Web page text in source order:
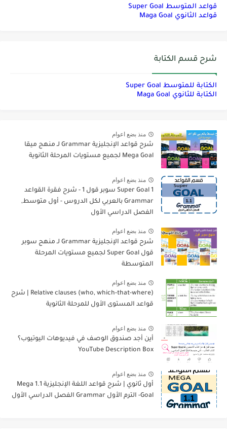
قواعد المتوسط Super Goal
قواعد الثانوي Maga Goal
شرح قسم الكتابة
الكتابة للمتوسط Super Goal
الكتابة للثانوي Maga Goal
منذ بضع اعوام
شرح قواعد الإنجليزية Grammar لـ منهج ميقا
Mega Goal لجميع مستويات المرحلة الثانوية
منذ بضع اعوام
Super Goal 1 سوبر قول 1 - شرح فقرة القواعد
Grammar بالعربي لكل الدروس - أول متوسط,
الفصل الدراسي الأول
منذ بضع اعوام
شرح قواعد الإنجليزية Grammar لـ منهج سوبر
قول Super Goal لجميع مستويات المرحلة
المتوسطة
منذ بضع اعوام
Relative clauses (who, which-that-where) | شرح
قواعد المستوى الأول للمرحلة الثانوية
منذ بضع اعوام
أين أجد صندوق الوصف في فيديوهات اليوتيوب؟
YouTube Description Box
منذ بضع اعوام
أول ثانوي | شرح قواعد اللغة الإنجليزية 1.1 Mega
Goal- الترم الأول Grammar الفصل الدراسي الأول